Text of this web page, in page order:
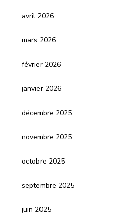
avril 2026
mars 2026
février 2026
janvier 2026
décembre 2025
novembre 2025
octobre 2025
septembre 2025
juin 2025